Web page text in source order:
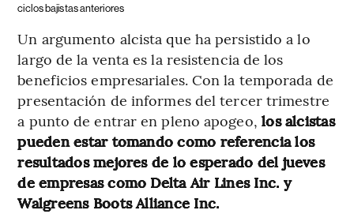
ciclos bajistas anteriores
Un argumento alcista que ha persistido a lo
largo de la venta es la resistencia de los
beneficios empresariales. Con la temporada de
presentación de informes del tercer trimestre
a punto de entrar en pleno apogeo, los alcistas
pueden estar tomando como referencia los
resultados mejores de lo esperado del jueves
de empresas como Delta Air Lines Inc. y
Walgreens Boots Alliance Inc.